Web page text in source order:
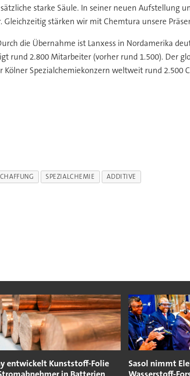
starke Säule. In seiner neuen Aufstellung
stärken wir mit Chemtura unsere
die Übernahme ist Lanxess in Nordamerika
rund 2.800 Mitarbeiter (vorher rund 1.500). Der
Spezialchemiekonzern weltweit rund
SPEZIALCHEMIE ADDITIVE
entwickelt Kunststoff-Folie
in Batterien
Sasol nimmt
Wasserstoff-